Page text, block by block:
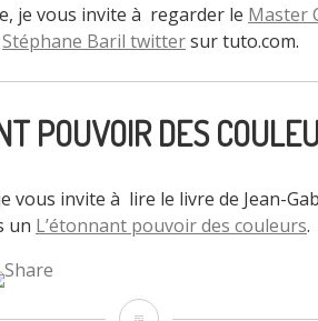
je vous invite à regarder le Master
Stéphane Baril twittersur tuto.com.
POUVOIR DES
vous invite à lire le livre de Jean-
un L’étonnant pouvoir des couleurs.